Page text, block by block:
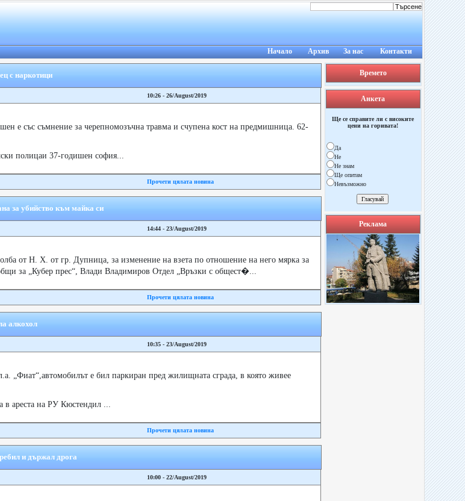
Начало Архив За нас Контакти
с наркотици
10:26 - 26/August/2019
е със съмнение за черепномозъчна травма и счупена кост на предмишница. 62-
полицаи 37-годишен софия...
Прочети цялата новина
за убийство към майка си
14:44 - 23/August/2019
от Н. Х. от гр. Дупница, за изменение на взета по отношение на него мярка за
за „Кубер прес“, Влади Владимиров Отдел „Връзки с общест�...
Прочети цялата новина
алкохол
10:35 - 23/August/2019
„Фиат“,автомобилът е бил паркиран пред жилищната сграда, в която живее
в ареста на РУ Кюстендил ...
Прочети цялата новина
и държал дрога
10:00 - 22/August/2019
Времето
Анкета
Ще се справите ли с високите
цени на горивата!
Да
Не
Не знам
Ще опитам
Невъзможно
Реклама